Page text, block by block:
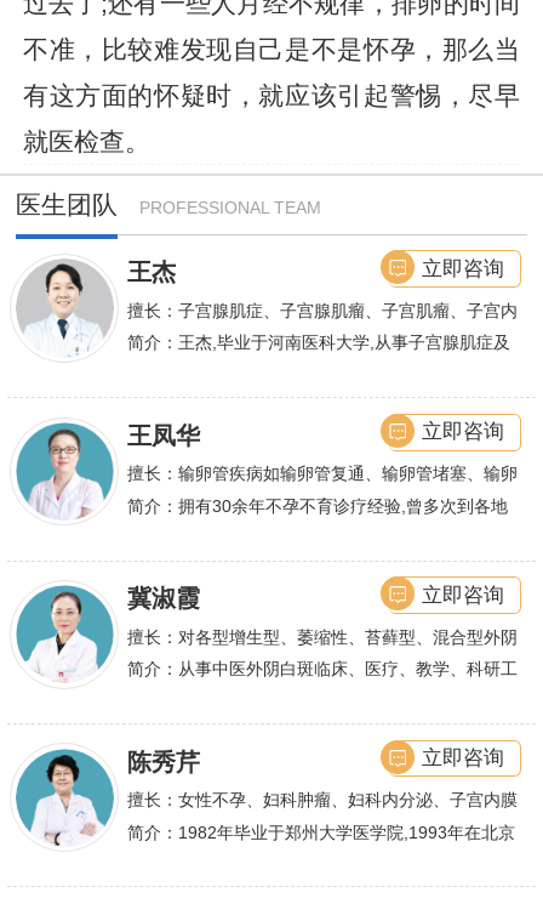
不准，比较难发现自己是不是怀孕，那么当
有这方面的怀疑时，就应该引起警惕，尽早
就医检查。
医生团队 PROFESSIONAL TEAM
王杰
擅长：子宫腺肌症、子宫腺肌瘤、子宫肌瘤、子宫内
膜异位症等,长年致力于妇科微创手术及显微妇科手
卵管堵塞、输卵管复通、输卵管粘连等女性输卵管性
不孕及子宫性不孕、多囊卵巢等都有丰富诊疗经验
简介：王杰,毕业于河南医科大学,从事子宫腺肌症及
立即咨询
王凤华
擅长：输卵管疾病如输卵管复通、输卵管堵塞、输卵
管积水、输卵管粘连；盆腔粘连、宫腔粘连、多囊卵
简介：拥有30余年不孕不育诊疗经验,曾多次到各地
立即咨询
冀淑霞
擅长：对各型增生型、萎缩性、苔藓型、混合型外阴
白斑的诊治
简介：从事中医外阴白斑临床、医疗、教学、科研工
立即咨询
陈秀芹
擅长：女性不孕、妇科肿瘤、妇科内分泌、子宫内膜
异位症、多囊卵巢等疾病的诊治,宫腹腔镜手术,盆底
简介：1982年毕业于郑州大学医学院,1993年在北京
立即咨询